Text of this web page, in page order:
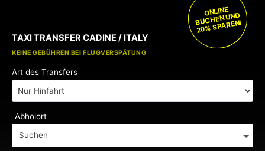
KOSTENLOSE KINDERSITZE
KEINE GEBÜHREN BEI FLUGVERSPÄTUNG
TAXI TRANSFER CADINE / ITALY
ONLINE
BUCHEN UND
20% SPAREN!
Art des Transfers
Abholort
Suchen